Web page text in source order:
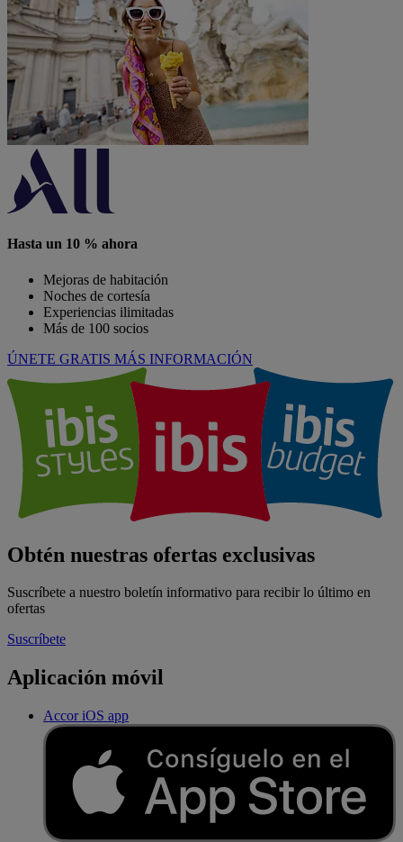
Hasta un 10 % ahora
Mejoras de habitación
Noches de cortesía
Experiencias ilimitadas
Más de 100 socios
ÚNETE GRATIS MÁS INFORMACIÓN
Obtén nuestras ofertas exclusivas
Suscríbete a nuestro boletín informativo para recibir lo último en
ofertas
Suscríbete
Aplicación móvil
Accor iOS app